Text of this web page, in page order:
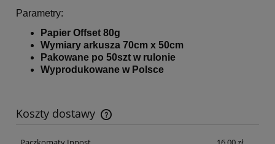
Parametry:
Papier Offset 80g
Wymiary arkusza 70cm x 50cm
Pakowane po 50szt w rulonie
Wyprodukowane w Polsce
Koszty dostawy
Cena nie zawiera ewentualnych kosztów płatności